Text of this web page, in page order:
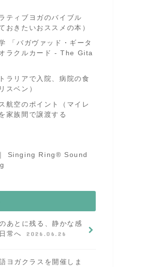
ティブヨガのバイブル
おきたいおススメの本）
「バガヴァッド・ギータ
ラクルカード - The Gita
ラリアで入院、病院の食
スベン）
航空のポイント（マイレ
家族間で譲渡する
Singing Ring®︎ Sound
あとに残る、静かな感
常へ
2026.06.26
ヨガクラスを開催しま